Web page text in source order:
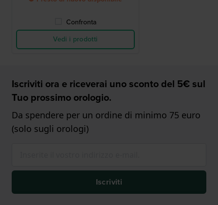
Confronta
Vedi i prodotti
Iscriviti ora e riceverai uno sconto del 5€ sul
Tuo prossimo orologio.
Da spendere per un ordine di minimo 75 euro
(solo sugli orologi)
Iscriviti